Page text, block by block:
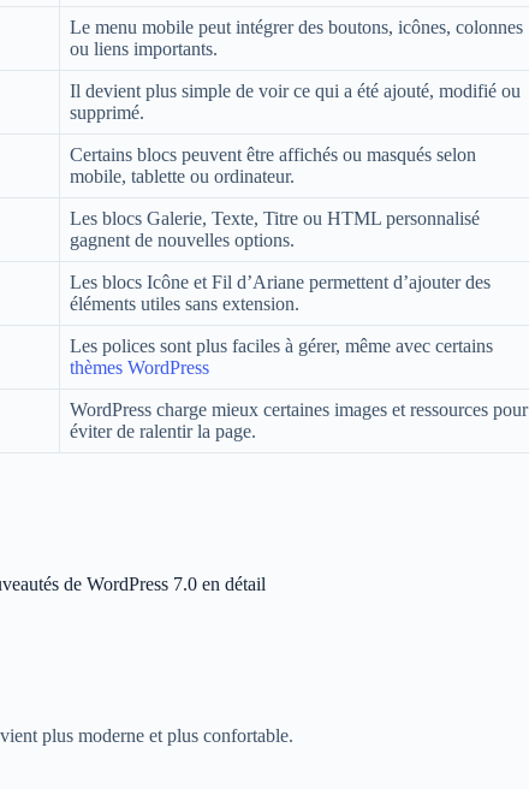
Le menu mobile peut intégrer des boutons, icônes, colonnes
ou liens importants.
Il devient plus simple de voir ce qui a été ajouté, modifié ou
supprimé.
Certains blocs peuvent être affichés ou masqués selon
mobile, tablette ou ordinateur.
Les blocs Galerie, Texte, Titre ou HTML personnalisé
gagnent de nouvelles options.
Les blocs Icône et Fil d’Ariane permettent d’ajouter des
éléments utiles sans extension.
Les polices sont plus faciles à gérer, même avec certains
thèmes WordPress
WordPress charge mieux certaines images et ressources pour
éviter de ralentir la page.
de WordPress 7.0 en détail
plus moderne et plus confortable.